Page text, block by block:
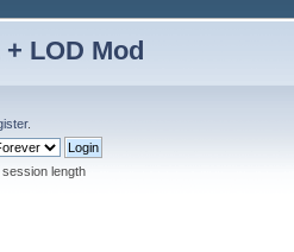
LOD Mod
.
length